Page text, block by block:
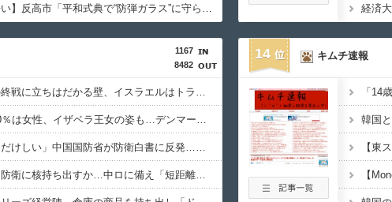
【これは酷い】反高市「平和式典で“防弾ガラス”に守られながらスピーチ。『高市出て行け』の声も。そういう人が日本の総理」→ツッコミ多数「石破さんの時からだよ」
1167
8482
アメリカの終戦に立ちはだかる壁、イスラエルはトランプ和平案に「同意せず」！
徴集兵の20％は女性、イザベラ王女の姿も…デンマークが新たな兵役制度開始！
「盗人たけだけしい」中国国防省が防衛白書に反発…日本の新型軍国主義と批判！
米国、韓国防衛に核持ち出すか…中ロに備え「短距離戦術核」を検討！
14 キムチ速報